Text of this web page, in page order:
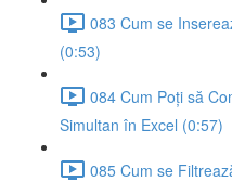
083 Cum se
(0:53)
084 Cum Poți să
Simultan în Excel (0:57)
085 Cum se